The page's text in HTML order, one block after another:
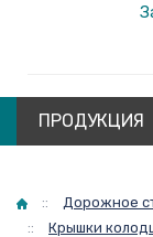
ПРОДУКЦИЯ
Главная
:: Дорожное
::
Крышки